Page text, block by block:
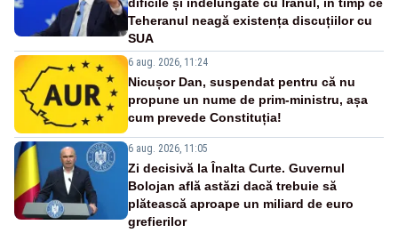
Teheranul neagă existența discuțiilor cu
SUA
6 aug. 2026, 11:24
Nicușor Dan, suspendat pentru că nu
propune un nume de prim-ministru, așa
cum prevede Constituția!
6 aug. 2026, 11:05
Zi decisivă la Înalta Curte. Guvernul
Bolojan află astăzi dacă trebuie să
plătească aproape un miliard de euro
grefierilor